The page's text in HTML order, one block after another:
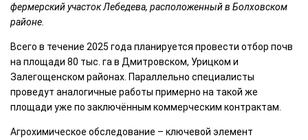
фермерский участок Лебедева, расположенный в Болховском
районе.
Всего в течение 2025 года планируется провести отбор почв
на площади 80 тыс. га в Дмитровском, Урицком и
Залегощенском районах. Параллельно специалисты
проведут аналогичные работы примерно на такой же
площади уже по заключённым коммерческим контрактам.
Агрохимическое обследование – ключевой элемент